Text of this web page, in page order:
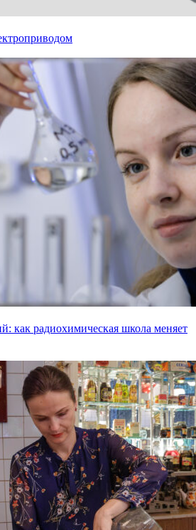
как радиохимическая школа меняет